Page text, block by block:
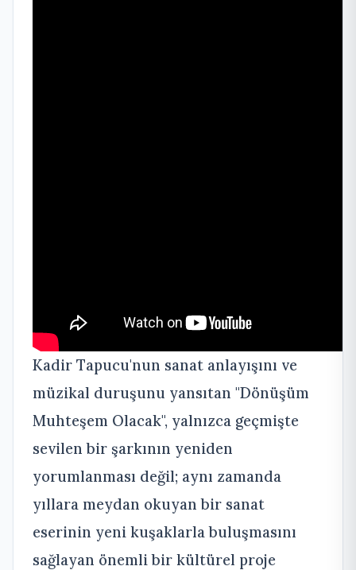
Kadir Tapucu'nun sanat anlayışını ve
müzikal duruşunu yansıtan "Dönüşüm
Muhteşem Olacak", yalnızca geçmişte
sevilen bir şarkının yeniden
yorumlanması değil; aynı zamanda
yıllara meydan okuyan bir sanat
eserinin yeni kuşaklarla buluşmasını
sağlayan önemli bir kültürel proje